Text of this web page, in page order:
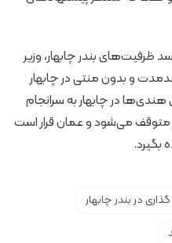
ظرفیت‌های بندر چابهار، وزیر
و بدون منتی در چابهار
هندی‌ها در چابهار به سرانجام
متوقف می‌شود و عمان قرار است
بگیرد.
در بندر چابهار